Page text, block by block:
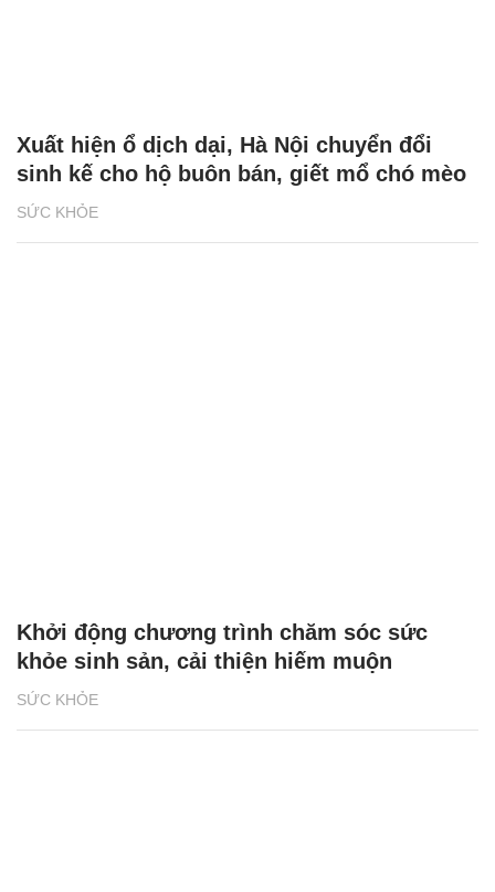
SỨC KHỎE
Xuất hiện ổ dịch dại, Hà Nội chuyển đổi
sinh kế cho hộ buôn bán, giết mổ chó mèo
SỨC KHỎE
Khởi động chương trình chăm sóc sức
khỏe sinh sản, cải thiện hiếm muộn